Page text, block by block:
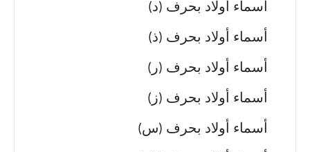
أسماء أولاد بحرف (د)
أسماء أولاد بحرف (ذ)
أسماء أولاد بحرف (ر)
أسماء أولاد بحرف (ز)
أسماء أولاد بحرف (س)